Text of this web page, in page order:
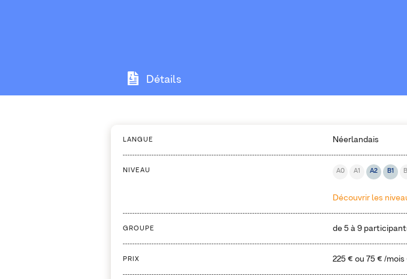
Détails
LANGUE Néerlandais
NIVEAU A0 A1 A2 B1
Découvrir les
GROUPE de 5 à 9
PRIX 225 € ou 75 € /mois